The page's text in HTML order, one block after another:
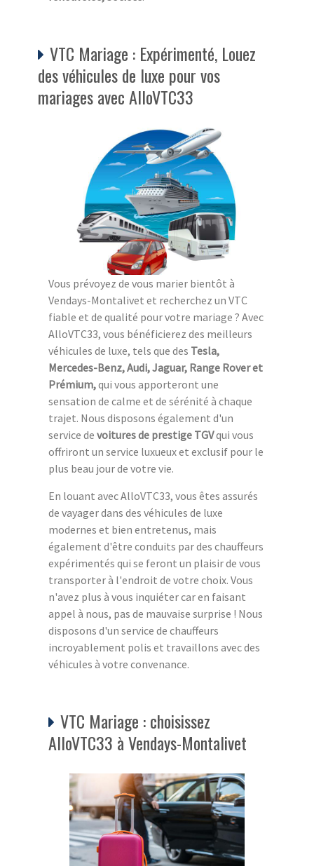
VTC Mariage : Expérimenté, Louez
des véhicules de luxe pour vos
mariages avec AlloVTC33
Vous prévoyez de vous marier bientôt à
Vendays-Montalivet et recherchez un VTC
fiable et de qualité pour votre mariage ? Avec
AlloVTC33, vous bénéficierez des meilleurs
véhicules de luxe, tels que des Tesla,
Mercedes-Benz, Audi, Jaguar, Range Rover et
Prémium,qui vous apporteront une
sensation de calme et de sérénité à chaque
trajet. Nous disposons également d'un
service de voitures de prestige TGVqui vous
offriront un service luxueux et exclusif pour le
plus beau jour de votre vie.
En louant avec AlloVTC33, vous êtes assurés
de vayager dans des véhicules de luxe
modernes et bien entretenus, mais
également d'être conduits par des chauffeurs
expérimentés qui se feront un plaisir de vous
transporter à l'endroit de votre choix. Vous
n'avez plus à vous inquiéter car en faisant
appel à nous, pas de mauvaise surprise ! Nous
disposons d'un service de chauffeurs
incroyablement polis et travaillons avec des
véhicules à votre convenance.
VTC Mariage : choisissez
AlloVTC33 à Vendays-Montalivet